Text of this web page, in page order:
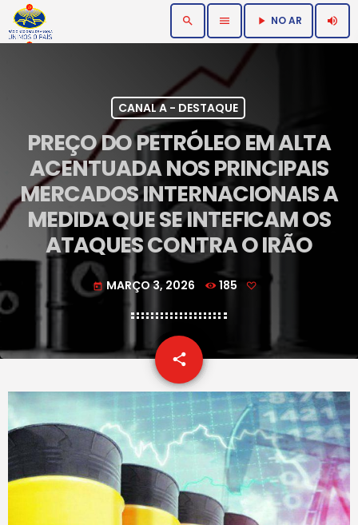
search menu play_arrow NO AR volume_up
CANAL A - DESTAQUE
PREÇO DO PETRÓLEO EM ALTA
ACENTUADA NOS PRINCIPAIS
MERCADOS INTERNACIONAIS A
MEDIDA QUE SE INTEFICAM OS
ATAQUES CONTRA O IRÃO
today MARÇO 3, 2026 185
share
email